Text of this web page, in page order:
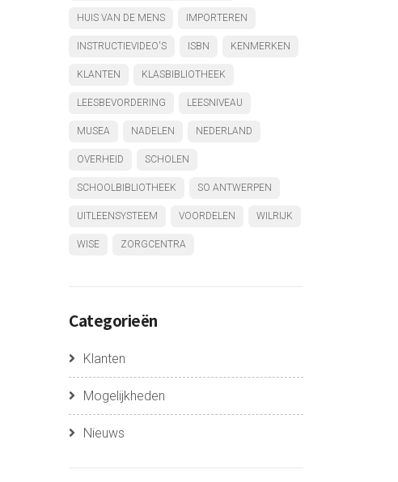
HUIS VAN DE MENS IMPORTEREN
INSTRUCTIEVIDEO'S ISBN KENMERKEN
KLANTEN KLASBIBLIOTHEEK
LEESBEVORDERING LEESNIVEAU
MUSEA NADELEN NEDERLAND
OVERHEID SCHOLEN
SCHOOLBIBLIOTHEEK SO ANTWERPEN
UITLEENSYSTEEM VOORDELEN WILRIJK
WISE ZORGCENTRA
Categorieën
Klanten
Mogelijkheden
Nieuws